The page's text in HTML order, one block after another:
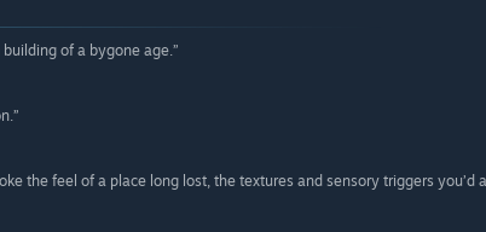
of a bygone age.”
the feel of a place long lost, the textures and sensory triggers you’d